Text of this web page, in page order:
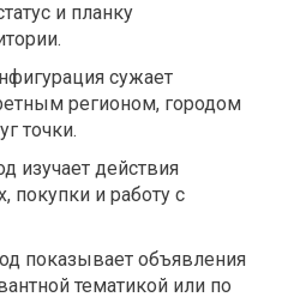
и планку
сужает
регионом, городом
точки.
изучает действия
покупки и работу с
показывает объявления
тематикой или по